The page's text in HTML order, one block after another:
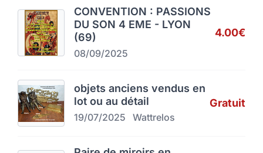
CONVENTION : PASSIONS
DU SON 4 EME - LYON
(69)
08/09/2025
4.00€
objets anciens vendus en
lot ou au détail
19/07/2025 Wattrelos
Gratuit